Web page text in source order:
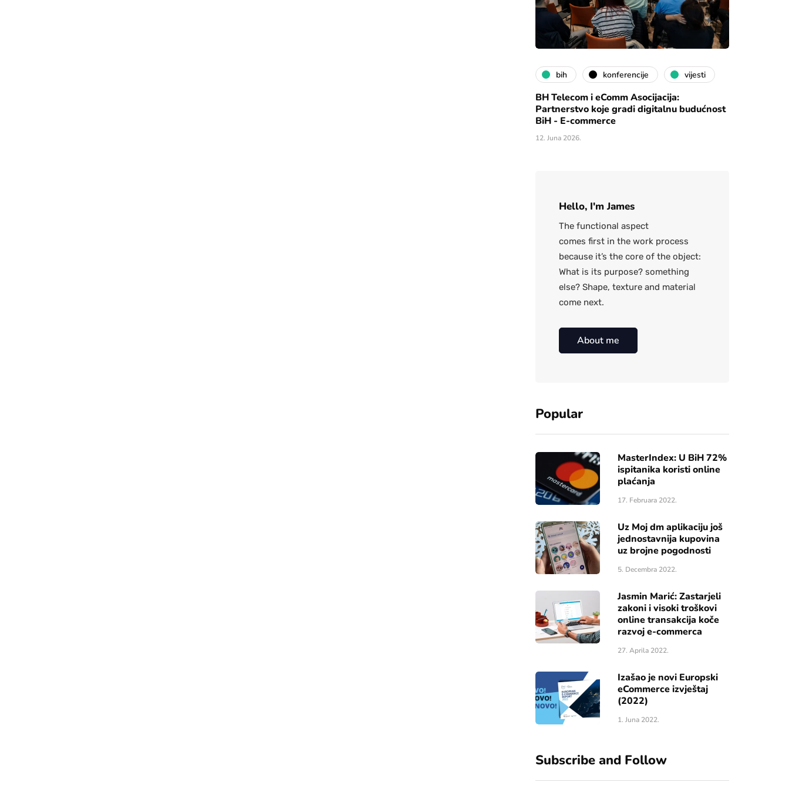
bih konferencije vijesti
BH Telecom i eComm Asocijacija:
Partnerstvo koje gradi digitalnu budućnost
BiH - E-commerce
12. Juna 2026.
Hello, I'm James
The functional aspect
comes first in the work process
because it’s the core of the object:
What is its purpose? something
else? Shape, texture and material
come next.
About me
Popular
MasterIndex: U BiH 72%
ispitanika koristi online
plaćanja
17. Februara 2022.
Uz Moj dm aplikaciju još
jednostavnija kupovina
uz brojne pogodnosti
5. Decembra 2022.
Jasmin Marić: Zastarjeli
zakoni i visoki troškovi
online transakcija koče
razvoj e-commerca
27. Aprila 2022.
Izašao je novi Europski
eCommerce izvještaj
(2022)
1. Juna 2022.
Subscribe and Follow